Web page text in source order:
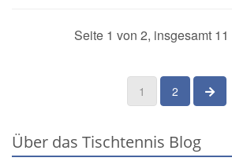
Seite 1 von 2, insgesamt
1 2
Über das Tischtennis Blog